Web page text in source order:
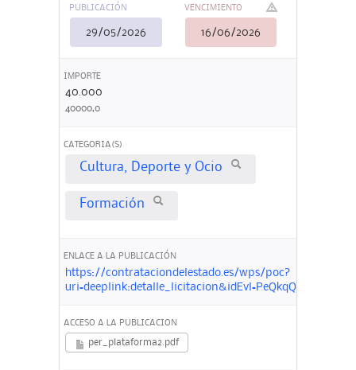
PUBLICACIÓN
29/05/2026
VENCIMIENTO
16/06/2026
IMPORTE
40.000
40000,0
CATEGORIA(S)
Cultura, Deporte y Ocio
Formación
ENLACE A LA PUBLICACIÓN
https://contrataciondelestado.es/wps/poc?
ACCESO A LA PUBLICACION
per_plataforma2.pdf